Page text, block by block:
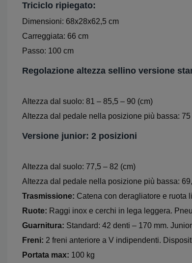
Triciclo ripiegato:
Dimensioni: 68x28x62,5 cm
Carreggiata: 66 cm
Passo: 100 cm
Regolazione altezza sellino versione
Altezza dal suolo: 81 – 85,5 – 90 (cm)
Altezza dal pedale nella posizione più bassa: 75
Versione junior: 2 posizioni
Altezza dal suolo: 77,5 – 82 (cm)
Altezza dal pedale nella posizione più bassa:
Trasmissione: Catena con deragliatore e ruota
Ruote: Raggi inox e cerchi in lega leggera.
Guarnitura: Standard: 42 denti – 170 mm.
Freni: 2 freni anteriore a V indipendenti.
Portata max: 100 kg